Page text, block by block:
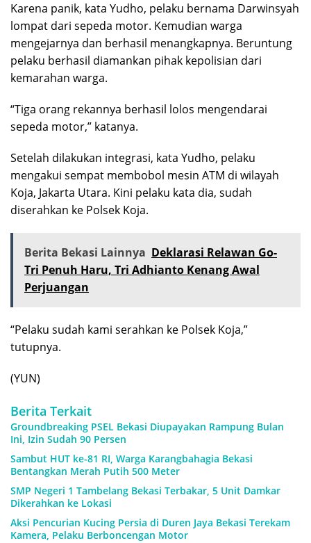
Karena panik, kata Yudho, pelaku bernama Darwinsyah
lompat dari sepeda motor. Kemudian warga
mengejarnya dan berhasil menangkapnya. Beruntung
pelaku berhasil diamankan pihak kepolisian dari
kemarahan warga.
“Tiga orang rekannya berhasil lolos mengendarai
sepeda motor,” katanya.
Setelah dilakukan integrasi, kata Yudho, pelaku
mengakui sempat membobol mesin ATM di wilayah
Koja, Jakarta Utara. Kini pelaku kata dia, sudah
diserahkan ke Polsek Koja.
Berita Bekasi Lainnya Deklarasi Relawan Go-
Tri Penuh Haru, Tri Adhianto Kenang Awal
Perjuangan
“Pelaku sudah kami serahkan ke Polsek Koja,”
tutupnya.
(YUN)
Berita Terkait
Groundbreaking PSEL Bekasi Diupayakan Rampung Bulan
Ini, Izin Sudah 90 Persen
Sambut HUT ke-81 RI, Warga Karangbahagia Bekasi
Bentangkan Merah Putih 500 Meter
SMP Negeri 1 Tambelang Bekasi Terbakar, 5 Unit Damkar
Dikerahkan ke Lokasi
Aksi Pencurian Kucing Persia di Duren Jaya Bekasi Terekam
Kamera, Pelaku Berboncengan Motor